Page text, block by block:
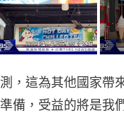
，這為其他國家帶
備，受益的將是我